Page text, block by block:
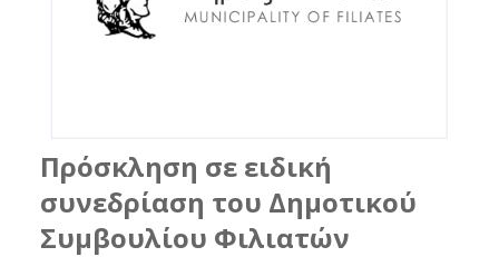
Πρόσκληση σε ειδική
συνεδρίαση του Δημοτικού
Συμβουλίου Φιλιατών